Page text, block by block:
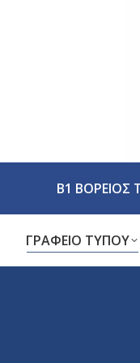
Β1 ΒΟΡΕΙΟΣ
ΓΡΑΦΕΙΟ ΤΥΠΟΥ